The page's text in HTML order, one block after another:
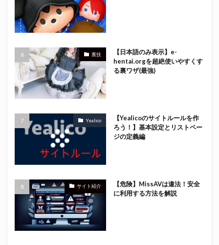
裏技
【日本語のみ表示】e-
hentai.orgを超絶使いやすくす
る裏ワザ(最強)
Yealico
【Yealicoのサイトルールを作
ろう！】基本設定とリストペー
ジの定義編
サイト紹介
【危険】MissAVは違法！安全
に利用する方法を解説